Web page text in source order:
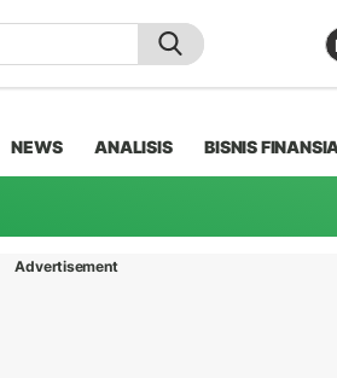
NEWS ANALISIS BISNIS
Advertisement